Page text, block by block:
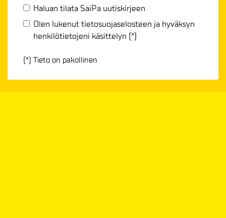
Haluan tilata SaiPa uutiskirjeen
Olen lukenuttietosuojaselosteen ja hyväksyn
henkilötietojeni käsittelyn (*)
(*) Tieto on pakollinen